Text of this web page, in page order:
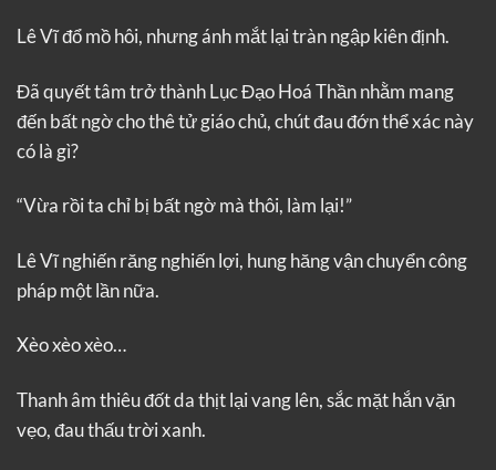
Lê Vĩ đổ mồ hôi, nhưng ánh mắt lại tràn ngập kiên định.
Đã quyết tâm trở thành Lục Đạo Hoá Thần nhằm mang
đến bất ngờ cho thê tử giáo chủ, chút đau đớn thể xác này
có là gì?
“Vừa rồi ta chỉ bị bất ngờ mà thôi, làm lại!”
Lê Vĩ nghiến răng nghiến lợi, hung hăng vận chuyển công
pháp một lần nữa.
Xèo xèo xèo…
Thanh âm thiêu đốt da thịt lại vang lên, sắc mặt hắn vặn
vẹo, đau thấu trời xanh.